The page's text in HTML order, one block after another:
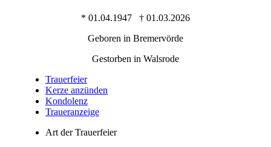
* 01.04.1947 † 01.03.2026
Geboren in Bremervörde
Gestorben in Walsrode
Trauer­feier
Kerze anzünden
Kondo­lenz
Trauer­anzeige
Art der Trauerfeier